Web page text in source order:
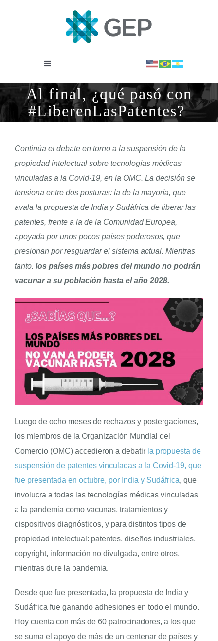
Toggle
INSTITUCIONAL
OBSERVATORIO
NOTICIAS
COVID-19
ENGLISH
Al final, ¿qué pasó con
#LiberenLasPatentes?
Continúa el debate en torno a la suspensión de la
propiedad intelectual sobre tecnologías médicas
vinculadas a la Covid-19, en la OMC. La decisión se
tensiona entre dos posturas: la de la mayoría, que
avala la propuesta de India y Sudáfrica de liberar las
patentes, frente a la de la Comunidad Europea,
apoyada por unos pocos países poderosos, que
presionan por resguardar el sistema actual. Mientras
tanto, los países más pobres del mundo no podrán
vacunar a su población hasta el año 2028.
Luego de ocho meses de rechazos y postergaciones,
los miembros de la Organización Mundial del
Comercio (OMC) accedieron a debatir la propuesta de
suspensión de patentes vinculadas a la Covid-19, que
fue presentada en octubre, por India y Sudáfrica, que
involucra a todas las tecnologías médicas vinculadas
a la pandemia como vacunas, tratamientos y
dispositivos diagnósticos, y para distintos tipos de
propiedad intelectual: patentes, diseños industriales,
copyright, información no divulgada, entre otros,
mientras dure la pandemia.
Desde que fue presentada, la propuesta de India y
Sudáfrica fue ganando adhesiones en todo el mundo.
Hoy cuenta con más de 60 patrocinadores, a los que
se suma el apoyo de más de un centenar de países y